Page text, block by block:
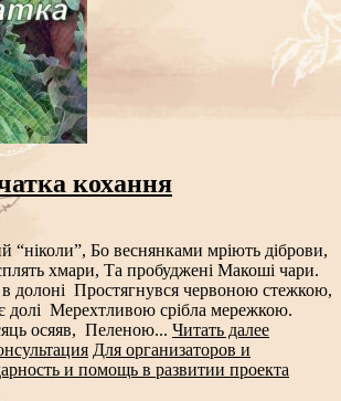
кохання
“ніколи”, Бо веснянками мріють діброви,
хмари, Та пробуджені Макоші чари.
долоні Простягнувся червоною стежкою,
долі Мерехтливою срібла мережкою.
осяяв, Пеленою... Читать далее
Для организаторов и
и помощь в развитии проекта